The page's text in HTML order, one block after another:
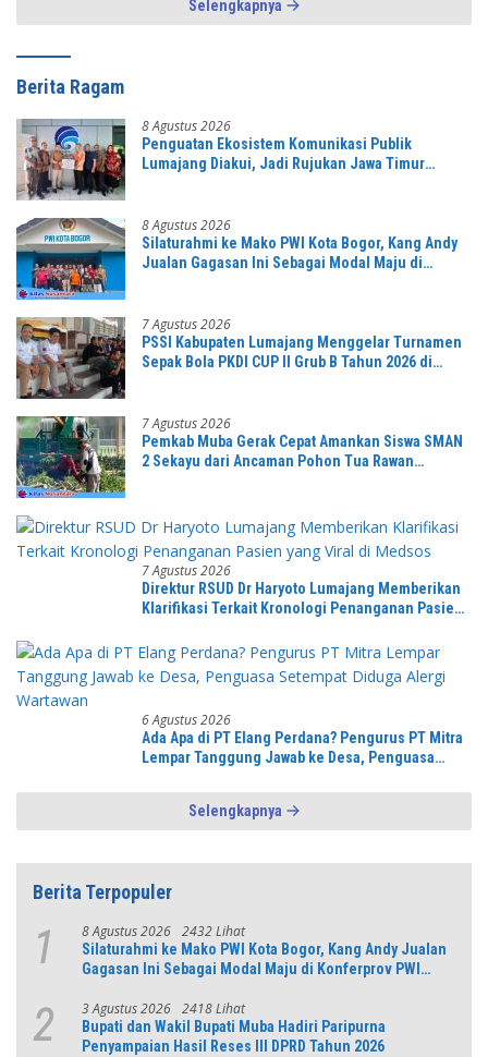
Selengkapnya
Berita Ragam
8 Agustus 2026
Penguatan Ekosistem Komunikasi Publik
Lumajang Diakui, Jadi Rujukan Jawa Timur
8 Agustus 2026
Silaturahmi ke Mako PWI Kota Bogor, Kang Andy
Jualan Gagasan Ini Sebagai Modal Maju di
7 Agustus 2026
PSSI Kabupaten Lumajang Menggelar Turnamen
Sepak Bola PKDI CUP II Grub B Tahun 2026 di
7 Agustus 2026
Pemkab Muba Gerak Cepat Amankan Siswa SMAN
2 Sekayu dari Ancaman Pohon Tua Rawan
7 Agustus 2026
Direktur RSUD Dr Haryoto Lumajang Memberikan
Klarifikasi Terkait Kronologi Penanganan Pasien
6 Agustus 2026
Ada Apa di PT Elang Perdana? Pengurus PT Mitra
Lempar Tanggung Jawab ke Desa, Penguasa
Selengkapnya
Berita Terpopuler
1 8 Agustus 2026 2432 Lihat
Silaturahmi ke Mako PWI Kota Bogor, Kang Andy Jualan
Gagasan Ini Sebagai Modal Maju di Konferprov PWI
2 3 Agustus 2026 2418 Lihat
Bupati dan Wakil Bupati Muba Hadiri Paripurna
Penyampaian Hasil Reses III DPRD Tahun 2026